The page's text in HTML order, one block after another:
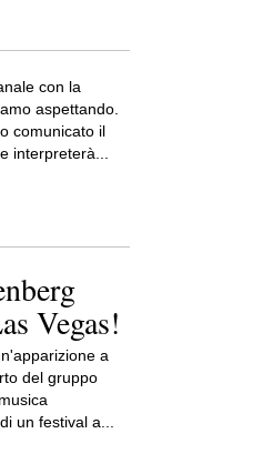
con la
aspettando.
comunicato il
interpreterà...
Vegas!
a
del gruppo
un festival a...